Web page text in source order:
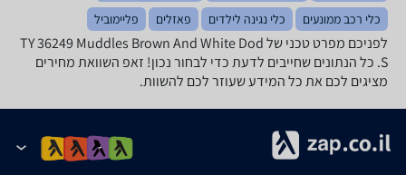
כלי רכב ממונעים
כלי נגינה לילדים פאזלים פליימוביל
לפניכם מפרט טכני של TY 36249 Muddles Brown And White Dod
S. כל הנתונים שחייבים לדעת כדי לבחור נכון! זאפ השוואת מחירים
מציגים לכם את כל המידע שעוזר לכם להשוות.